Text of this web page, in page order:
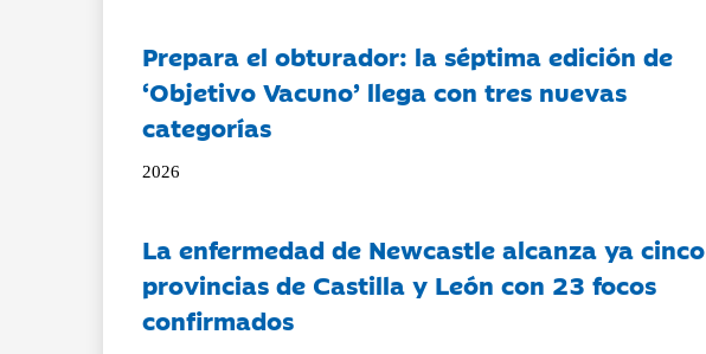
Prepara el obturador: la séptima edición de
‘Objetivo Vacuno’ llega con tres nuevas
categorías
2026
La enfermedad de Newcastle alcanza ya cinco
provincias de Castilla y León con 23 focos
confirmados